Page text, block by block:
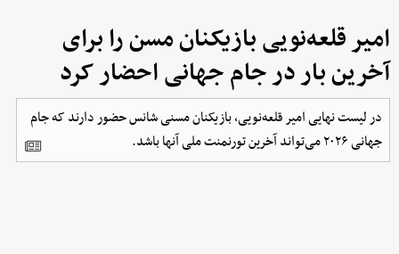
امیر قلعه‌نویی بازیکنان مسن را برای
آخرین بار در جام جهانی احضار کرد
در لیست نهایی امیر قلعه‌نویی، بازیکنان مسنی شانس حضور دارند که جام
جهانی ۲۰۲۶ می‌تواند آخرین تورنمنت ملی آنها باشد.